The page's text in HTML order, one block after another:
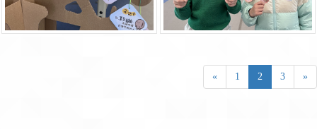
« 1 2 3 »